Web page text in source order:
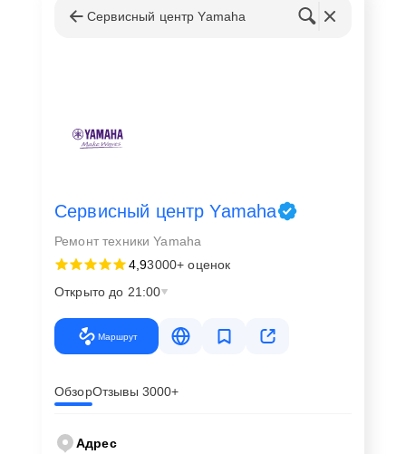
Сервисный центр Yamaha
Сервисный центр Yamaha
Ремонт техники Yamaha
4,93000+ оценок
Открыто до 21:00
Маршрут
ОбзорОтзывы 3000+
Адрес